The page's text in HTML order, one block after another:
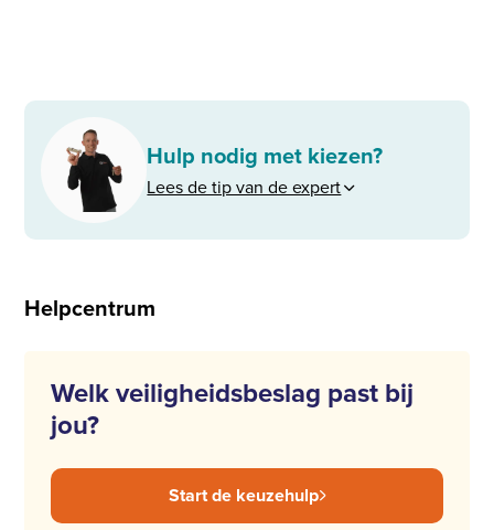
Hulp nodig met kiezen?
Lees de tip van de expert
Helpcentrum
Welk veiligheidsbeslag past bij
jou?
Start de keuzehulp